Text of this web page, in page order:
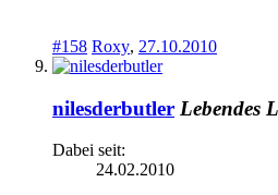
#158 Roxy, 27.10.2010
nilesderbutler Lebendes
Dabei seit:
24.02.2010